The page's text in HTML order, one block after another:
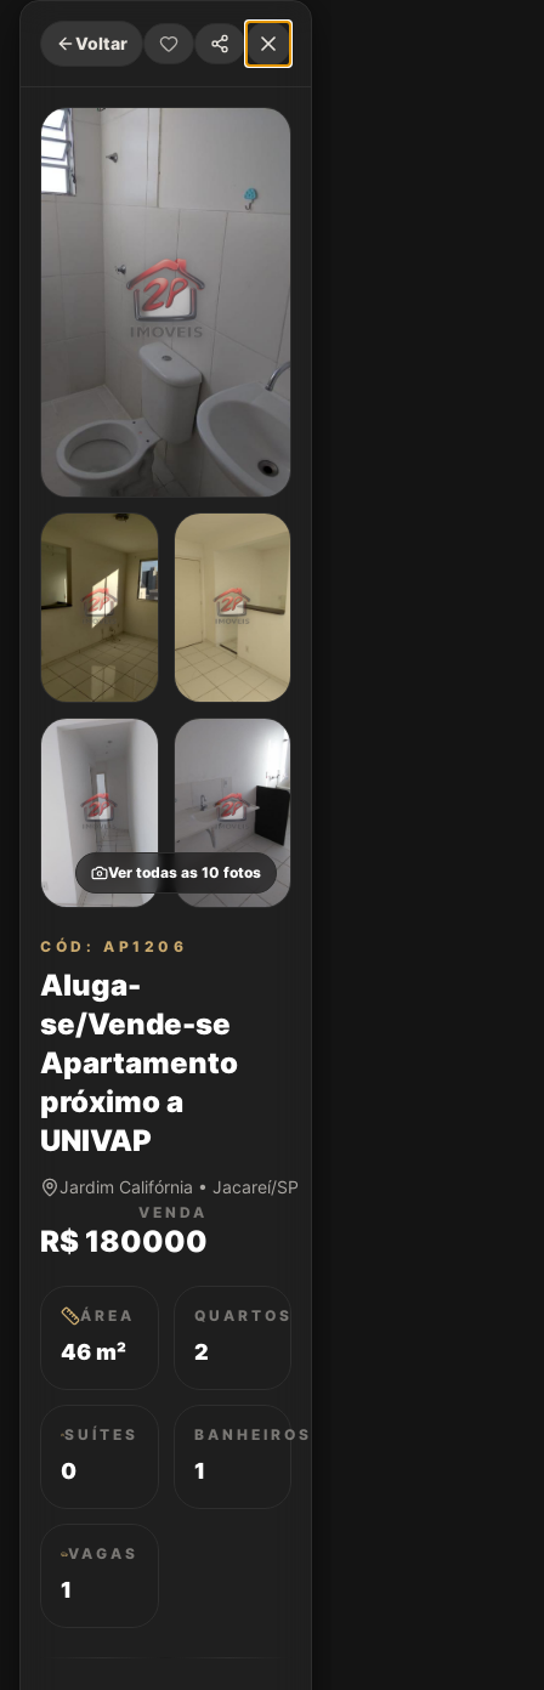
Voltar
Ver todas as 10 fotos
CÓD: AP1206
Aluga-
se/Vende-se
Apartamento
próximo a
UNIVAP
Jardim Califórnia • Jacareí/SP
VENDA
R$ 180000
ÁREA
46 m²
QUARTOS
2
SUÍTES
0
BANHEIROS
1
VAGAS
1